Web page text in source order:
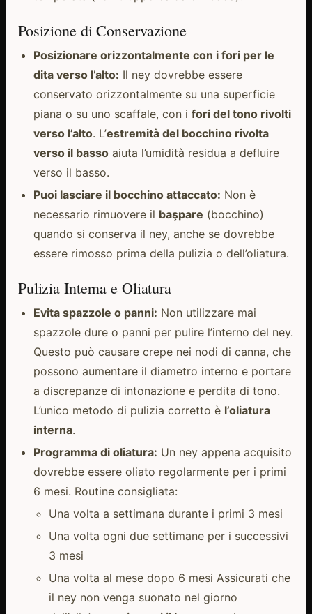
Posizione di Conservazione
Posizionare orizzontalmente con i fori per le
dita verso l’alto: Il ney dovrebbe essere
conservato orizzontalmente su una superficie
piana o su uno scaffale, con i fori del tono rivolti
verso l’alto. L’estremità del bocchino rivolta
verso il bassoaiuta l’umidità residua a defluire
verso il basso.
Puoi lasciare il bocchino attaccato: Non è
necessario rimuovere il başpare (bocchino)
quando si conserva il ney, anche se dovrebbe
essere rimosso prima della pulizia o dell’oliatura.
Pulizia Interna e Oliatura
Evita spazzole o panni: Non utilizzare mai
spazzole dure o panni per pulire l’interno del ney.
Questo può causare crepe nei nodi di canna, che
possono aumentare il diametro interno e portare
a discrepanze di intonazione e perdita di tono.
L’unico metodo di pulizia corretto è l’oliatura
interna.
Programma di oliatura: Un ney appena acquisito
dovrebbe essere oliato regolarmente per i primi
6 mesi. Routine consigliata:
Una volta a settimana durante i primi 3 mesi
Una volta ogni due settimane per i successivi
3 mesi
Una volta al mese dopo 6 mesi Assicurati che
il ney non venga suonato nel giorno